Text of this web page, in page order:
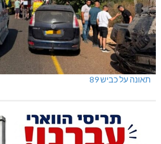
תאונה על כביש 89